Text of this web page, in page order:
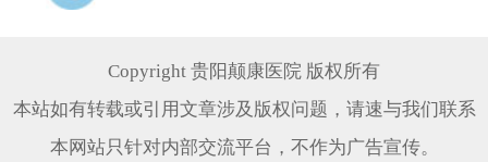
Copyright 贵阳颠康医院 版权所有
本站如有转载或引用文章涉及版权问题，请速与我们联系
本网站只针对内部交流平台，不作为广告宣传。